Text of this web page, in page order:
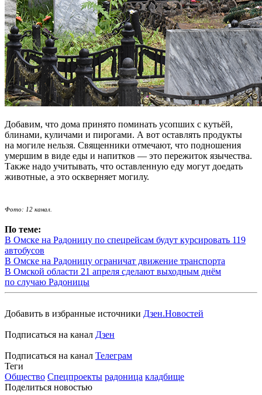
Добавим, что дома принято поминать усопших с кутьёй,
блинами, куличами и пирогами. А вот оставлять продукты
на могиле нельзя. Священники отмечают, что подношения
умершим в виде еды и напитков — это пережиток язычества.
Также надо учитывать, что оставленную еду могут доедать
животные, а это оскверняет могилу.
Фото: 12 канал.
По теме:
В Омске на Радоницу по спецрейсам будут курсировать 119
автобусов
В Омске на Радоницу ограничат движение транспорта
В Омской области 21 апреля сделают выходным днём
по случаю Радоницы
Добавить в избранные источники Дзен.Новостей
Подписаться на канал Дзен
Подписаться на канал Телеграм
Теги
Общество Спецпроекты радоница кладбище
Поделиться новостью